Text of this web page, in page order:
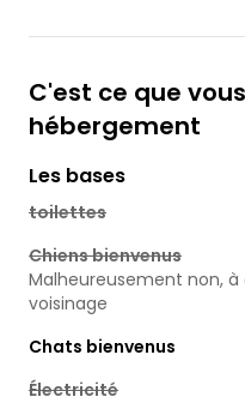
offrant une vue sur la
C'est ce que
hébergement
Les bases
toilettes
Chiens bienvenus
Malheureusement non,
voisinage
Chats bienvenus
Électricité